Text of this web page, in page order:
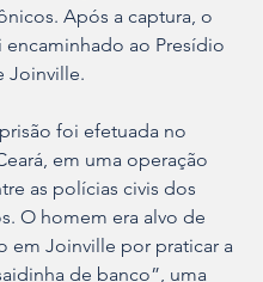
Após a captura, o
ao Presídio
Joinville.
foi efetuada no
em uma operação
as polícias civis dos
O homem era alvo de
em Joinville por praticar a
de banco”, uma